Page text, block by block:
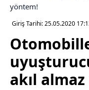
yöntem!
Giriş Tarihi: 25.05.2020
akıl